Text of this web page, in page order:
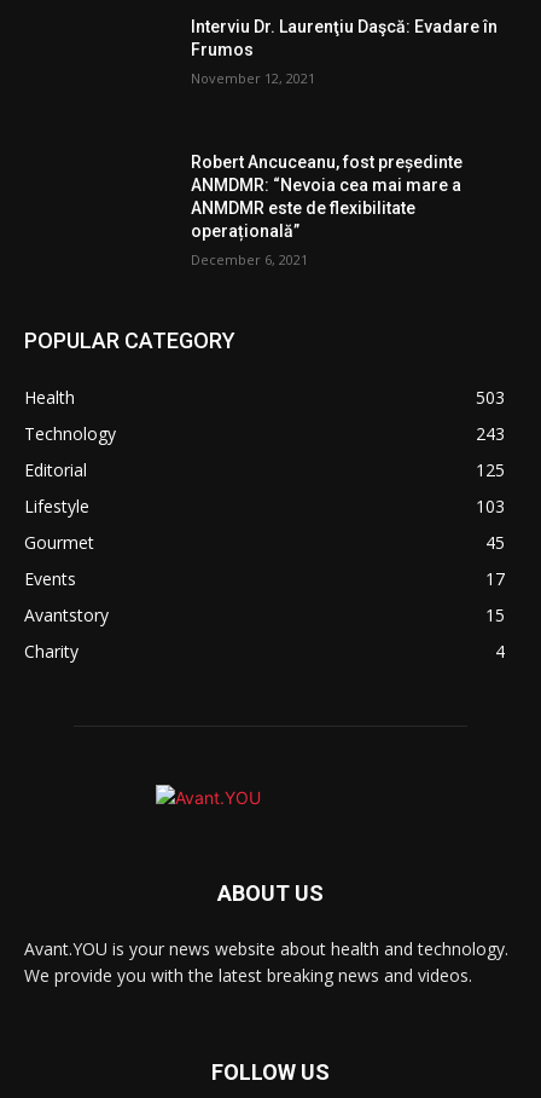
Interviu Dr. Laurenţiu Daşcă: Evadare în
Frumos
November 12, 2021
Robert Ancuceanu, fost președinte
ANMDMR: “Nevoia cea mai mare a
ANMDMR este de flexibilitate
operațională”
December 6, 2021
POPULAR CATEGORY
Health
503
Technology
243
Editorial
125
Lifestyle
103
Gourmet
45
Events
17
Avantstory
15
Charity
4
ABOUT US
Avant.YOU is your news website about health and technology.
We provide you with the latest breaking news and videos.
FOLLOW US